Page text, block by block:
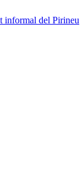
informal del Pirineu